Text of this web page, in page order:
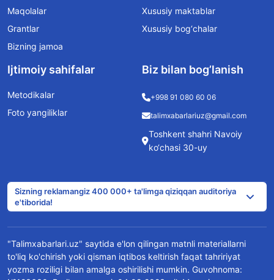
Maqolalar
Grantlar
Bizning jamoa
Xususiy maktablar
Xususiy bog‘chalar
Ijtimoiy sahifalar
Metodikalar
Foto yangiliklar
Biz bilan bog’lanish
+998 91 080 60 06
talimxabarlariuz@gmail.com
Toshkent shahri Navoiy
ko‘chasi 30-uy
Sizning reklamangiz 400 000+ ta'limga qiziqqan auditoriya
e'tiborida!
"Talimxabarlari.uz" saytida e'lon qilingan matnli materiallarni
to'liq ko'chirish yoki qisman iqtibos keltirish faqat tahririyat
yozma roziligi bilan amalga oshirilishi mumkin. Guvohnoma: